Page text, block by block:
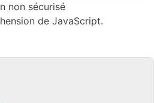
non sécurisé
de JavaScript.